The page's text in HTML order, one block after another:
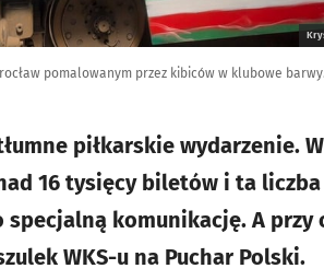
pomalowanym przez kibiców w klubowe
piłkarskie wydarzenie.
16 tysięcy biletów i ta
komunikację. A przy
WKS-u na Puchar Polski.